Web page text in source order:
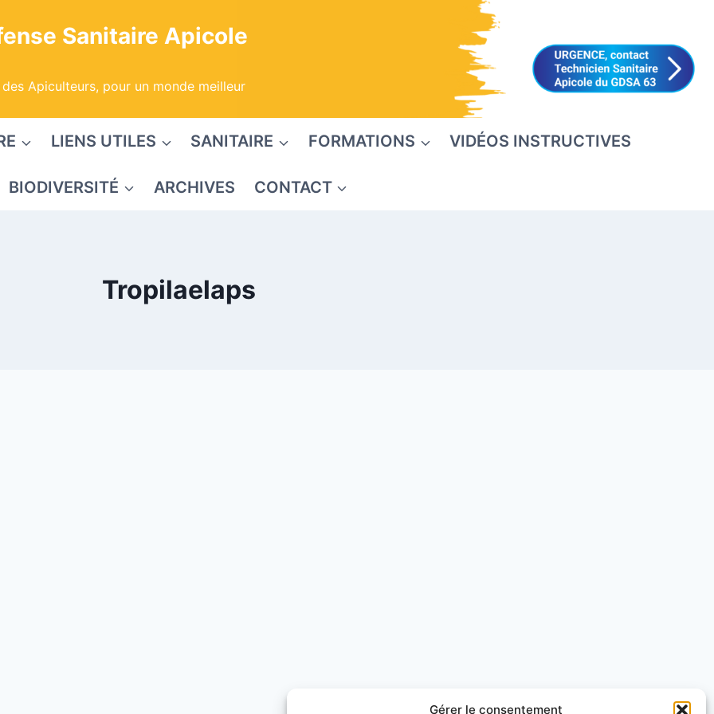
Gérer le consentement
Sanitaire Apicole
Apiculteurs, pour un monde meilleur
LIENS UTILES SANITAIRE FORMATIONS VIDÉOS INSTRUCTIVES
BIODIVERSITÉ ARCHIVES CONTACT
Tropilaelaps